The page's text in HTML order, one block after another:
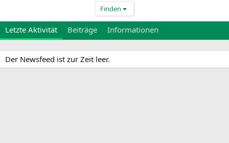
Finden
Letzte Aktivität Beiträge Informationen
Der Newsfeed ist zur Zeit leer.